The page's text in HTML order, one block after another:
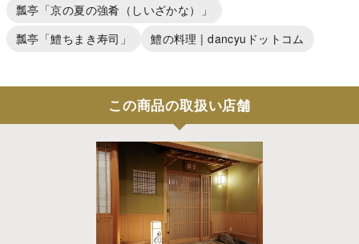
瓢亭「京の夏の強肴（しいざかな）」
瓢亭「鱧ちまき寿司」
鱧の料理 | dancyuドットコム
この商品の取扱い店舗